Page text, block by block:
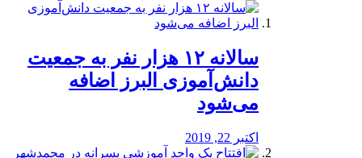
️سالانه ۱۲ هزار نفر به جمعیت
دانش‌آموزی البرز اضافه
می‌شود
اکتبر 22, 2019